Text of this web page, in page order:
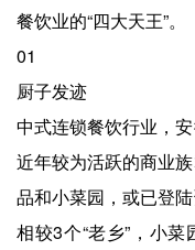
餐饮业的“四大天王”。
01
厨子发迹
中式连锁餐饮行业，
近年较为活跃的商业
品和小菜园，或已登
相较3个“老乡”，小